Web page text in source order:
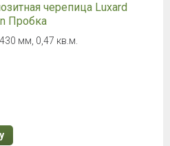
черепица Luxard
Пробка
мм, 0,47 кв.м.